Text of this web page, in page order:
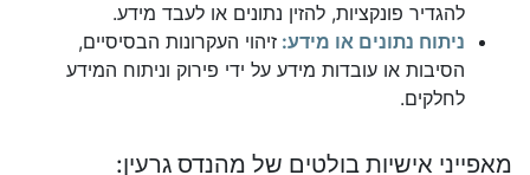
להגדיר פונקציות, להזין נתונים או לעבד מידע.
ניתוח נתונים או מידע: זיהוי העקרונות הבסיסיים,
הסיבות או עובדות מידע על ידי פירוק וניתוח המידע
לחלקים.
מאפייני אישיות בולטים של מהנדס גרעין: